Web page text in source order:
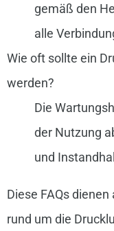
gemäß den
alle
Wie oft sollte ein
werden?
Die
der Nutzung
und
Diese FAQs
rund um die